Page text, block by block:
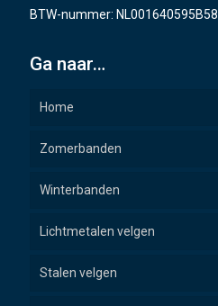
BTW-nummer: NL001640595B58
Ga naar…
Home
Zomerbanden
Winterbanden
Lichtmetalen velgen
Stalen velgen